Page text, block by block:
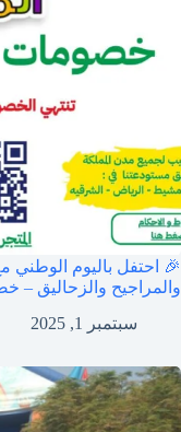
🎉 احتفل باليوم الوطني
والمراجيح والزحاليق – خصم
سبتمبر 1, 2025